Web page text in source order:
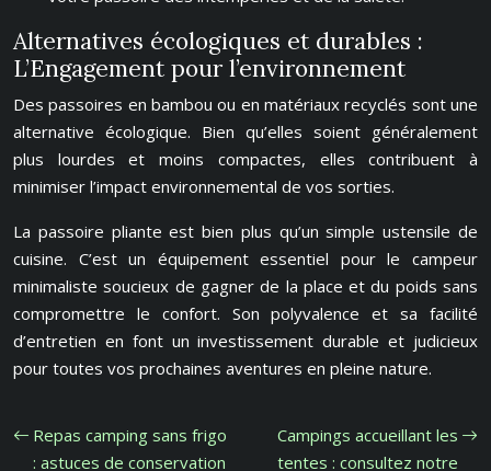
Alternatives écologiques et durables :
L’Engagement pour l’environnement
Des passoires en bambou ou en matériaux recyclés sont une
alternative écologique. Bien qu’elles soient généralement
plus lourdes et moins compactes, elles contribuent à
minimiser l’impact environnemental de vos sorties.
La passoire pliante est bien plus qu’un simple ustensile de
cuisine. C’est un équipement essentiel pour le campeur
minimaliste soucieux de gagner de la place et du poids sans
compromettre le confort. Son polyvalence et sa facilité
d’entretien en font un investissement durable et judicieux
pour toutes vos prochaines aventures en pleine nature.
Repas camping sans frigo
: astuces de conservation
Campings accueillant les
tentes : consultez notre